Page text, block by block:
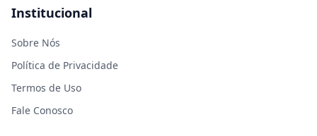
Institucional
Sobre Nós
Política de Privacidade
Termos de Uso
Fale Conosco